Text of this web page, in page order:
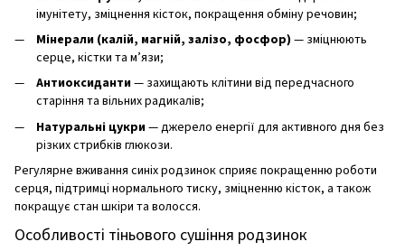
імунітету, зміцнення кісток, покращення обміну речовин;
Мінерали (калій, магній, залізо, фосфор) — зміцнюють
серце, кістки та м’язи;
Антиоксиданти— захищають клітини від передчасного
старіння та вільних радикалів;
Натуральні цукри— джерело енергії для активного дня без
різких стрибків глюкози.
Регулярне вживання синіх родзинок сприяє покращенню роботи
серця, підтримці нормального тиску, зміцненню кісток, а також
покращує стан шкіри та волосся.
Особливості тіньового сушіння родзинок